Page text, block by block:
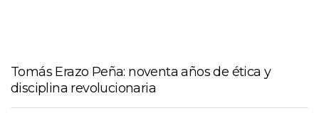
Tomás Erazo Peña: noventa años de ética y
disciplina revolucionaria